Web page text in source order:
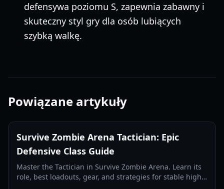
defensywa poziomu S, zapewnia zabawny i
skuteczny styl gry dla osób lubiących
szybką walkę.
Powiązane artykuły
Survive Zombie Arena Tactician: Epic
Defensive Class Guide
Master the Tactician in Survive Zombie Arena. Learn its
role, best loadouts, gear, and strategies for stable high-